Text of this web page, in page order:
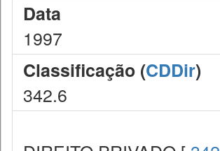
Data
1997
Classificação (CDDir)
342.6